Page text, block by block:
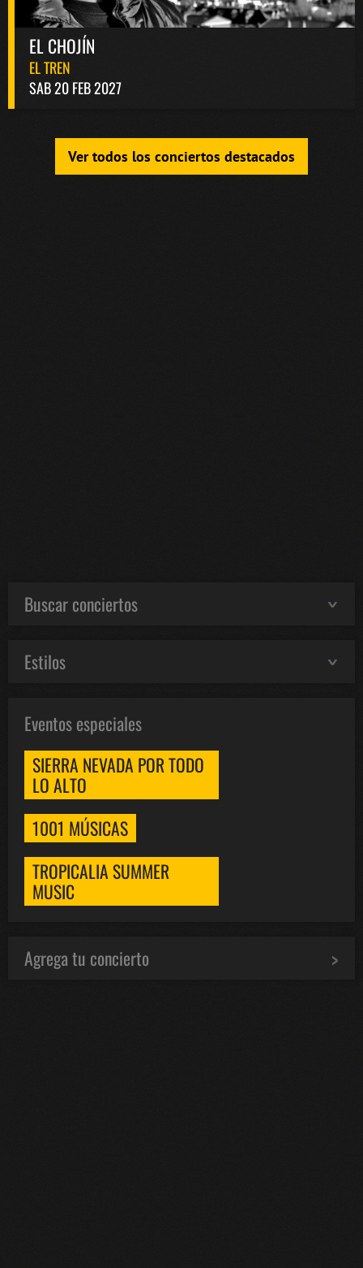
EL CHOJÍN
EL TREN
SAB 20 FEB 2027
Ver todos los conciertos destacados
Buscar conciertos
Estilos
Eventos especiales
SIERRA NEVADA POR TODO
LO ALTO
1001 MÚSICAS
TROPICALIA SUMMER
MUSIC
Agrega tu concierto